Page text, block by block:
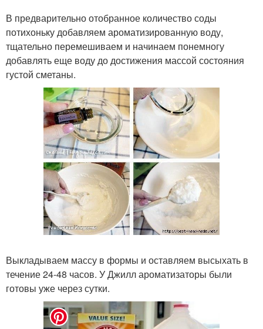
В предварительно отобранное количество соды
потихоньку добавляем ароматизированную воду,
тщательно перемешиваем и начинаем понемногу
добавлять еще воду до достижения массой состояния
густой сметаны.
Выкладываем массу в формы и оставляем высыхать в
течение 24-48 часов. У Джилл ароматизаторы были
готовы уже через сутки.